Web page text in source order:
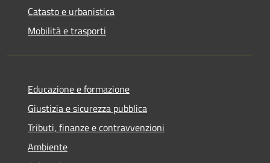
Catasto e urbanistica
Mobilità e trasporti
Educazione e formazione
Giustizia e sicurezza pubblica
Tributi, finanze e contravvenzioni
Ambiente